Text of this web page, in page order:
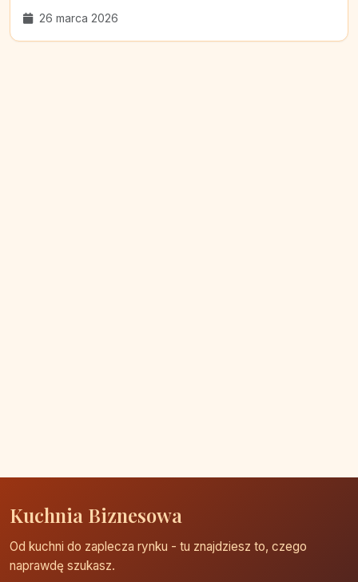
26 marca 2026
Kuchnia Biznesowa
Od kuchni do zaplecza rynku - tu znajdziesz to, czego
naprawdę szukasz.